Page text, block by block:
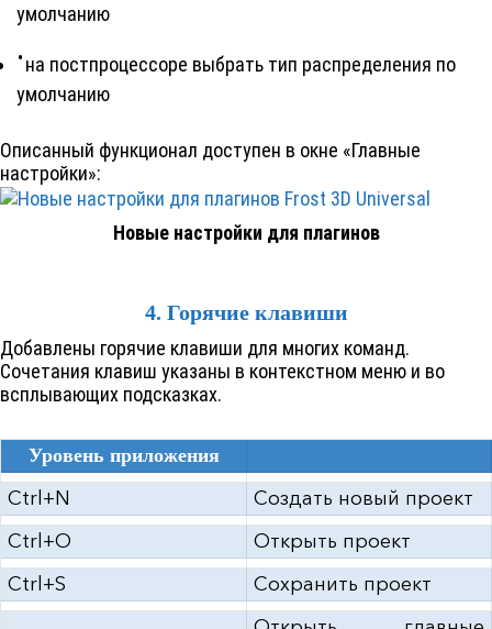
умолчанию
на постпроцессоре выбрать тип распределения по
умолчанию
Описанный функционал доступен в окне «Главные
настройки»:
Новые настройки для плагинов
4. Горячие клавиши
Добавлены горячие клавиши для многих команд.
Сочетания клавиш указаны в контекстном меню и во
всплывающих подсказках.
Уровень приложения
Ctrl+N
Создать новый проект
Ctrl+O
Открыть проект
Ctrl+S
Сохранить проект